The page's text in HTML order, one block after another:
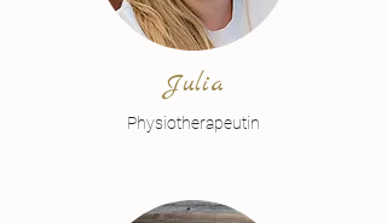
Julia
Physiotherapeutin